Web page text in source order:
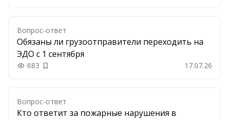
Вопрос-ответ
Обязаны ли грузоотправители переходить на
ЭДО с 1 сентября
683 Добавить в закладки 17.07.26
Вопрос-ответ
Кто ответит за пожарные нарушения в